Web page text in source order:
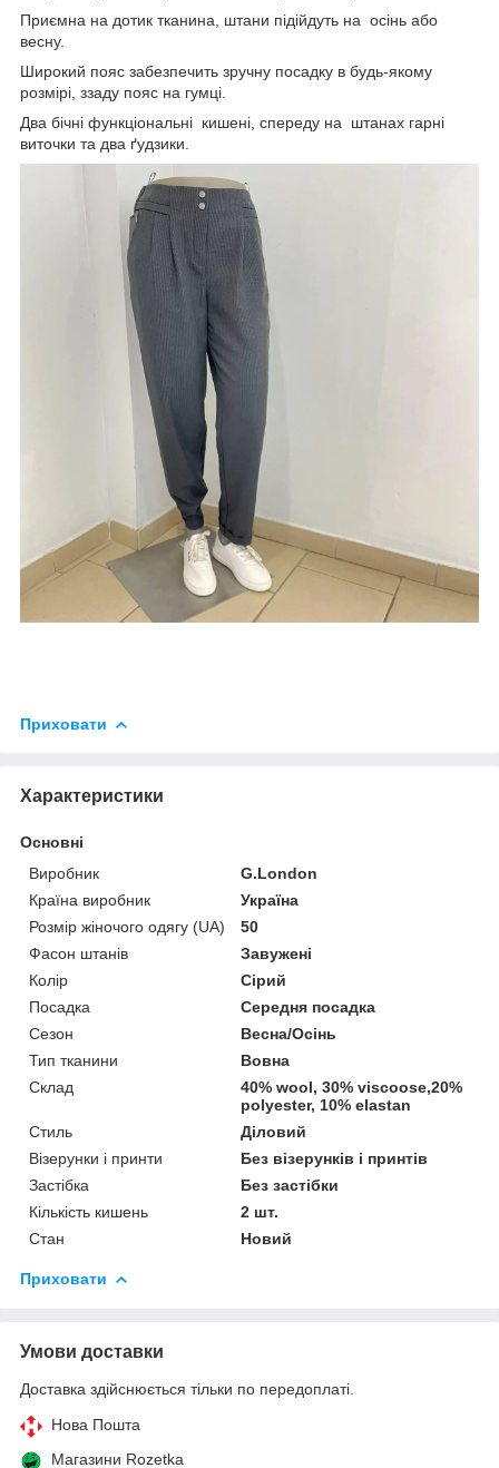
Приємна на дотик тканина, штани підійдуть на осінь або
весну.
Широкий пояс забезпечить зручну посадку в будь-якому
розмірі, ззаду пояс на гумці.
Два бічні функціональні кишені, спереду на штанах гарні
виточки та два ґудзики.
Приховати
Характеристики
Основні
Виробник
G.London
Країна виробник
Україна
Розмір жіночого одягу (UA)
50
Фасон штанів
Завужені
Колір
Сірий
Посадка
Середня посадка
Сезон
Весна/Осінь
Тип тканини
Вовна
Склад
40% wool, 30% viscoose,20%
polyester, 10% elastan
Стиль
Діловий
Візерунки і принти
Без візерунків і принтів
Застібка
Без застібки
Кількість кишень
2 шт.
Стан
Новий
Приховати
Умови доставки
Доставка здійснюється тільки по передоплаті.
Нова Пошта
Магазини Rozetka